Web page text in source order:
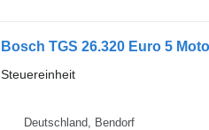
Steuereinheit
Deutschland, Bendorf